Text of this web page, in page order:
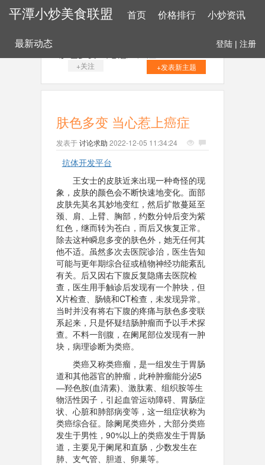
平潭小炒美食联盟 首页 价格排行 小炒资讯
最新动态 登陆 | 注册
+关注 +发表新主题
肤色多变 当心惹上癌症
发表于讨论求助 2022-12-05 11:34:24
抗体开发平台
王女士的皮肤近来出现一种奇怪的现
象，皮肤的颜色会不断快速地变化。面部
皮肤先莫名其妙地变红，然后扩散蔓延至
颈、肩、上臂、胸部，约数分钟后变为紫
红色，继而转为苍白，而后又恢复正常。
除去这种瞬息多变的肤色外，她无任何其
他不适。虽然多次去医院诊治，医生告知
可能与更年期综合征或植物神经功能紊乱
有关。后又因右下腹反复隐痛去医院检
查，医生用手触诊后发现有一个肿块，但
X片检查、肠镜和CT检查，未发现异常。
当时并没有将右下腹的疼痛与肤色多变联
系起来，只是怀疑结肠肿瘤而予以手术探
查。不料一剖腹，在阑尾部位发现有一肿
块，病理诊断为类癌。
类癌又称类癌瘤，是一组发生于胃肠
道和其他器官的肿瘤，此种肿瘤能分泌5
—羟色胺(血清素)、激肽素、组织胺等生
物活性因子，引起血管运动障碍、胃肠症
状、心脏和肺部病变等，这一组症状称为
类癌综合征。除阑尾类癌外，大部分类癌
发生于男性，90%以上的类癌发生于胃肠
道，主要见于阑尾和直肠，少数发生在
肺、支气管、胆道、卵巢等。